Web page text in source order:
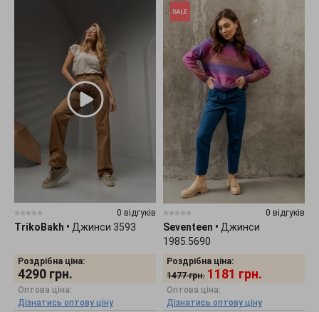
0 відгуків
TrikoBakh • Джинси 3593
Роздрібна ціна:
4290 грн.
Оптова ціна:
Дізнатись оптову ціну
0 відгуків
Seventeen • Джинси
1985.5690
Роздрібна ціна:
1477 грн. 1181 грн.
Оптова ціна:
Дізнатись оптову ціну